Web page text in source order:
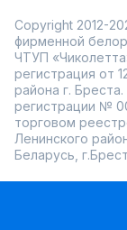
Copyright 2012-
фирменной
ЧТУП
регистрация от
района г.
регистрации №
торговом
Ленинского
Беларусь,